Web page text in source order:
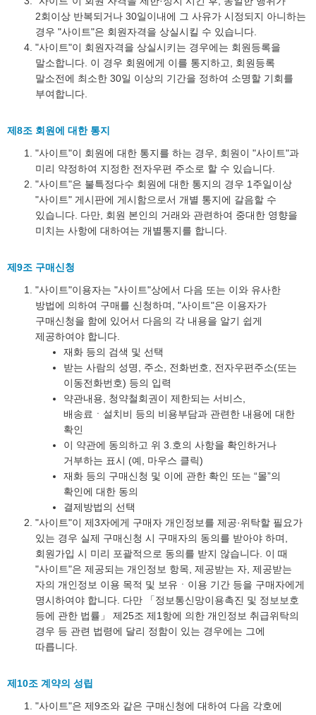
2회이상 반복되거나 30일이내에 그 사유가 시정되지 아니하는
경우 "사이트"은 회원자격을 상실시킬 수 있습니다.
"사이트"이 회원자격을 상실시키는 경우에는 회원등록을
말소합니다. 이 경우 회원에게 이를 통지하고, 회원등록
말소전에 최소한 30일 이상의 기간을 정하여 소명할 기회를
부여합니다.
제8조 회원에 대한 통지
"사이트"이 회원에 대한 통지를 하는 경우, 회원이 "사이트"과
미리 약정하여 지정한 전자우편 주소로 할 수 있습니다.
"사이트"은 불특정다수 회원에 대한 통지의 경우 1주일이상
"사이트" 게시판에 게시함으로서 개별 통지에 갈음할 수
있습니다. 다만, 회원 본인의 거래와 관련하여 중대한 영향을
미치는 사항에 대하여는 개별통지를 합니다.
제9조 구매신청
"사이트"이용자는 "사이트"상에서 다음 또는 이와 유사한
방법에 의하여 구매를 신청하며, "사이트"은 이용자가
구매신청을 함에 있어서 다음의 각 내용을 알기 쉽게
제공하여야 합니다.
재화 등의 검색 및 선택
받는 사람의 성명, 주소, 전화번호, 전자우편주소(또는
이동전화번호) 등의 입력
약관내용, 청약철회권이 제한되는 서비스,
배송료ㆍ설치비 등의 비용부담과 관련한 내용에 대한
확인
이 약관에 동의하고 위 3.호의 사항을 확인하거나
거부하는 표시 (예, 마우스 클릭)
재화 등의 구매신청 및 이에 관한 확인 또는 “몰”의
확인에 대한 동의
결제방법의 선택
"사이트"이 제3자에게 구매자 개인정보를 제공·위탁할 필요가
있는 경우 실제 구매신청 시 구매자의 동의를 받아야 하며,
회원가입 시 미리 포괄적으로 동의를 받지 않습니다. 이 때
"사이트"은 제공되는 개인정보 항목, 제공받는 자, 제공받는
자의 개인정보 이용 목적 및 보유ㆍ이용 기간 등을 구매자에게
명시하여야 합니다. 다만 「정보통신망이용촉진 및 정보보호
등에 관한 법률」 제25조 제1항에 의한 개인정보 취급위탁의
경우 등 관련 법령에 달리 정함이 있는 경우에는 그에
따릅니다.
제10조 계약의 성립
"사이트"은 제9조와 같은 구매신청에 대하여 다음 각호에